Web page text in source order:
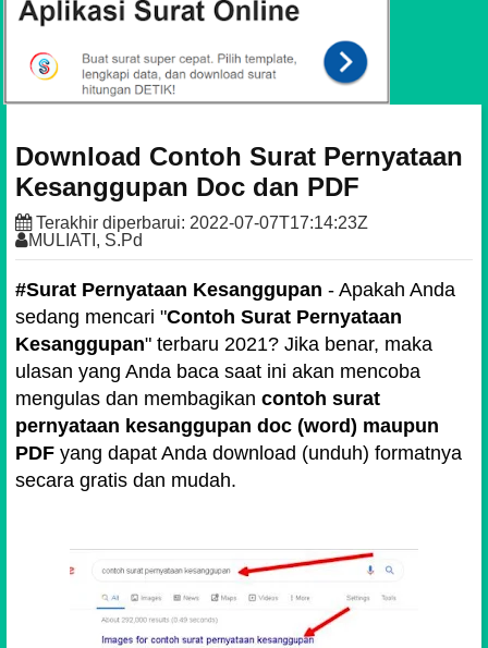
Download Contoh Surat Pernyataan
Kesanggupan Doc dan PDF
Terakhir diperbarui: 2022-07-07T17:14:23Z
MULIATI, S.Pd
#Surat Pernyataan Kesanggupan - Apakah Anda
sedang mencari "Contoh Surat Pernyataan
Kesanggupan" terbaru 2021? Jika benar, maka
ulasan yang Anda baca saat ini akan mencoba
mengulas dan membagikan contoh surat
pernyataan kesanggupan doc (word) maupun
PDF yang dapat Anda download (unduh) formatnya
secara gratis dan mudah.